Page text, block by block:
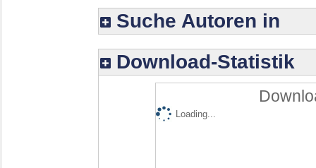
Suche Autoren in
Download-Statistik
Loading...